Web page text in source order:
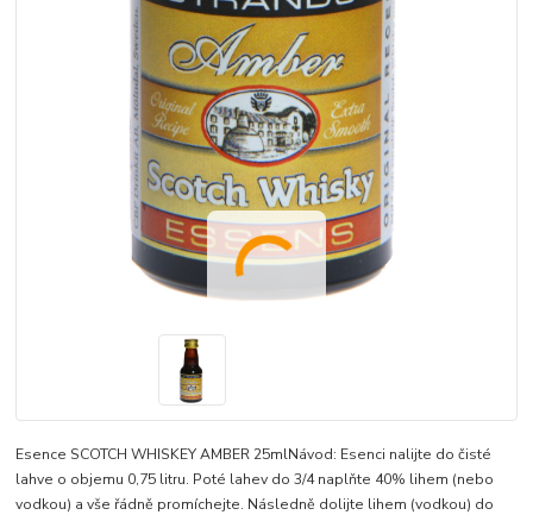
Esence SCOTCH WHISKEY AMBER 25mlNávod: Esenci nalijte do čisté
lahve o objemu 0,75 litru. Poté lahev do 3/4 naplňte 40% lihem (nebo
vodkou) a vše řádně promíchejte. Následně dolijte lihem (vodkou) do